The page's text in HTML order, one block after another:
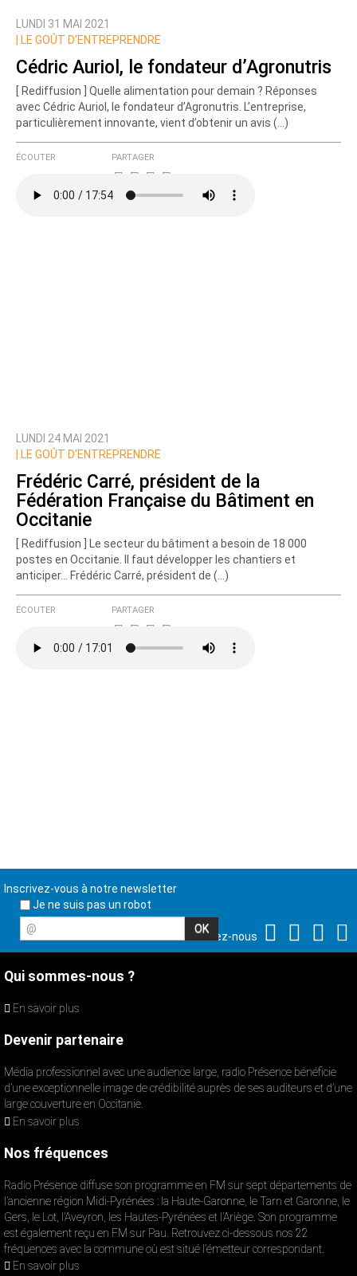
LUNDI 31 MAI 2021
LE GOÛT D’ENTREPRENDRE
Cédric Auriol, le fondateur d’Agronutris
[ Rediffusion ] Quelle alimentation pour demain ? Réponses
avec Cédric Auriol, le fondateur d’Agronutris. L’entreprise,
particulièrement innovante, vient d’obtenir un avis (…)
ÉCOUTER PARTAGER
LUNDI 24 MAI 2021
LE GOÛT D’ENTREPRENDRE
Frédéric Carré, président de la
Fédération Française du Bâtiment en
Occitanie
[ Rediffusion ] Le secteur du bâtiment a besoin de 18 000
postes en Occitanie. Il faut développer les chantiers et
anticiper… Frédéric Carré, président de (…)
ÉCOUTER PARTAGER
Inscrivez-vous à notre newsletter
Je ne suis pas un robot
@
Suivez-nous
Qui sommes-nous ?
En savoir plus
Devenir partenaire
Média professionnel avec une audience large, radio Présence bénéficie
d’une exceptionnelle image de crédibilité auprès de ses auditeurs et d’une
large couverture en Occitanie.
En savoir plus
Nos fréquences
Radio Présence diffuse son programme en FM sur sept départements de
l’ancienne région Midi-Pyrénées : la Haute-Garonne, le Tarn et Garonne, le
Gers, le Lot, l’Aveyron, les Hautes-Pyrénées et l’Ariège. Son programme
est également reçu en FM sur Pau. Retrouvez ci-dessous nos 22
fréquences avec la commune où est situé l’émetteur correspondant.
En savoir plus